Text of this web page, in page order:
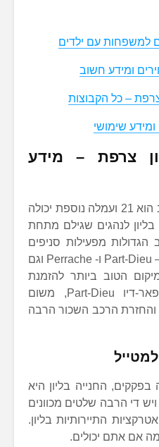
למשפחות עם ילדים
ומידע חשוב
– כל הקבוצות
צרפת – מידע
הגיל המינימלי להשכרת רכב הוא 21 ועמלה נוספת יכולה
לנהגים שגילם מתחת
הגדולות מפעילות סניפים
גם בתחנות הרכבת של ליון – Part-Dieu ו- Perrache וגם
הטוב ביותר להזמנת
השכרת רכב בליון הוא פאר-דיו Part-Dieu, משום
והחזרת הרכב השכור הרבה
החנייה בליון היא
די הרבה שלטים מכוונים
התיירותיות בליון.
אם אתם יכולים.